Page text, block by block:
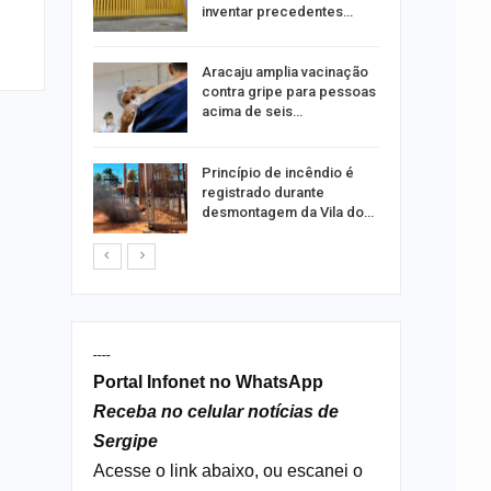
inventar precedentes…
Aracaju amplia vacinação
contra gripe para pessoas
acima de seis…
Princípio de incêndio é
registrado durante
desmontagem da Vila do…
----
Portal Infonet no WhatsApp
Receba no celular notícias de
Sergipe
Acesse o link abaixo, ou escanei o